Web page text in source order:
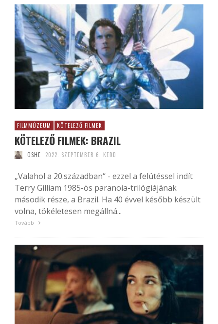
FILMMÚZEUM KÖTELEZŐ FILMEK
KÖTELEZŐ FILMEK: BRAZIL
OSHE 2022. SZEPTEMBER 6. KEDD
„Valahol a 20.században“ - ezzel a felütéssel indít
Terry Gilliam 1985-ös paranoia-trilógiájának
második része, a Brazil. Ha 40 évvel később készült
volna, tökéletesen megállná...
Tovább